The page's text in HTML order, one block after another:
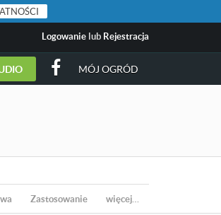
Logowanie lub Rejestracja
MÓJ OGRÓD
Zastosowanie więcej…